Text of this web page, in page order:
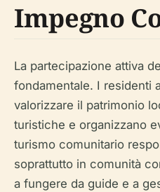
Impegno
La partecipazione attiva
fondamentale. I residenti
valorizzare il patrimonio
turistiche e organizzano
turismo comunitario
soprattutto in comunità
a fungere da guide e a